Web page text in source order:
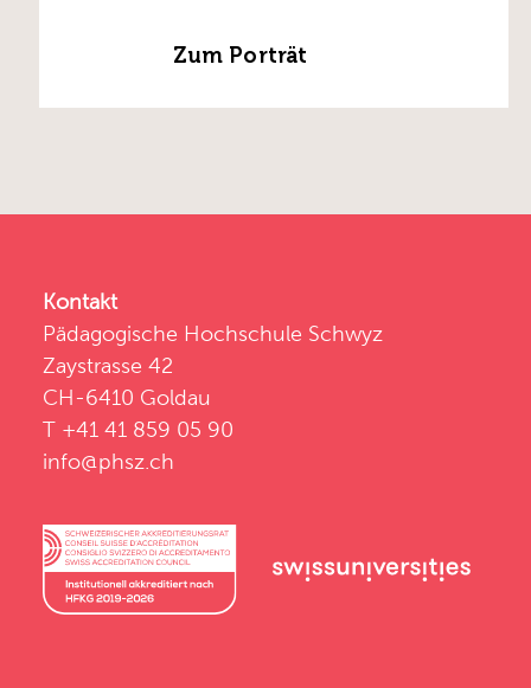
Zum Porträt
Kontakt
Pädagogische Hochschule Schwyz
Zaystrasse 42
CH-6410 Goldau
T +41 41 859 05 90
info@phsz.ch